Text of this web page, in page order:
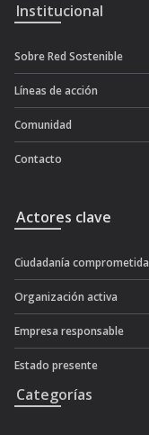
Institucional
Sobre Red Sostenible
Líneas de acción
Comunidad
Contacto
Actores clave
Ciudadanía comprometida
Organización activa
Empresa responsable
Estado presente
Categorías